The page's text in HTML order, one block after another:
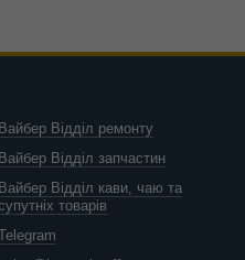
Вайбер Відділ ремонту
Вайбер Відділ запчастин
Вайбер Відділ кави, чаю та
товарів